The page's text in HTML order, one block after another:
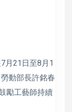
月21日至8月1
動部長許銘春
勵工藝師持續